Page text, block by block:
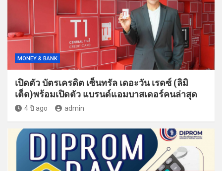
MONEY & BANK
เปิดตัว บัตรเครดิต เซ็นทรัล เดอะวัน เรดซ์ (ลิมิ
เต็ด)พร้อมเปิดตัว แบรนด์แอมบาสเดอร์คนล่าสุด
4 ปี ago admin